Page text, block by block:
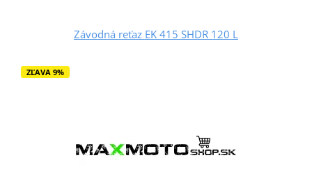
Závodná reťaz EK 415 SHDR 120 L
ZĽAVA 9%